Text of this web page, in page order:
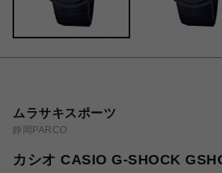
ムラサキスポーツ
静岡PARCO
カシオ CASIO G-SHOCK